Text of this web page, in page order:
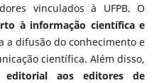
vinculados à UFPB. O
à informação científica e
a difusão do conhecimento e
científica. Além disso,
aos editores de